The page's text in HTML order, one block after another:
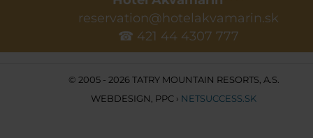
reservation@hotelakvamarin.sk
☎ 421 44 4307 777
© 2005 - 2026 TATRY MOUNTAIN RESORTS, A.S.
WEBDESIGN PPC › NETSUCCESS.SK